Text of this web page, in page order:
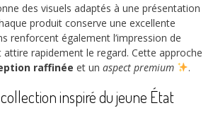
des visuels adaptés à une présentation
produit conserve une excellente
renforcent également l’impression de
attire rapidement le regard. Cette approche
raffinée et un aspect premium .
collection inspiré du jeune État